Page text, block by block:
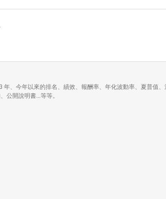
3 年、今年以來的排名、績效、報酬率、年化波動率、夏普值
公開說明書...等等。